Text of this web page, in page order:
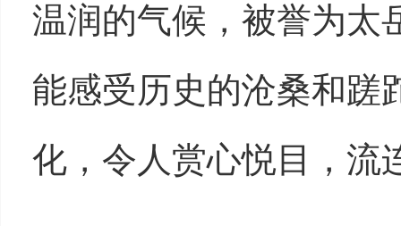
温润的气候，被誉为太
能感受历史的沧桑和蹉
化，令人赏心悦目，流